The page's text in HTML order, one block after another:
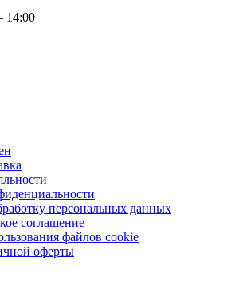
14:00
персональных данных
соглашение
файлов cookie
оферты